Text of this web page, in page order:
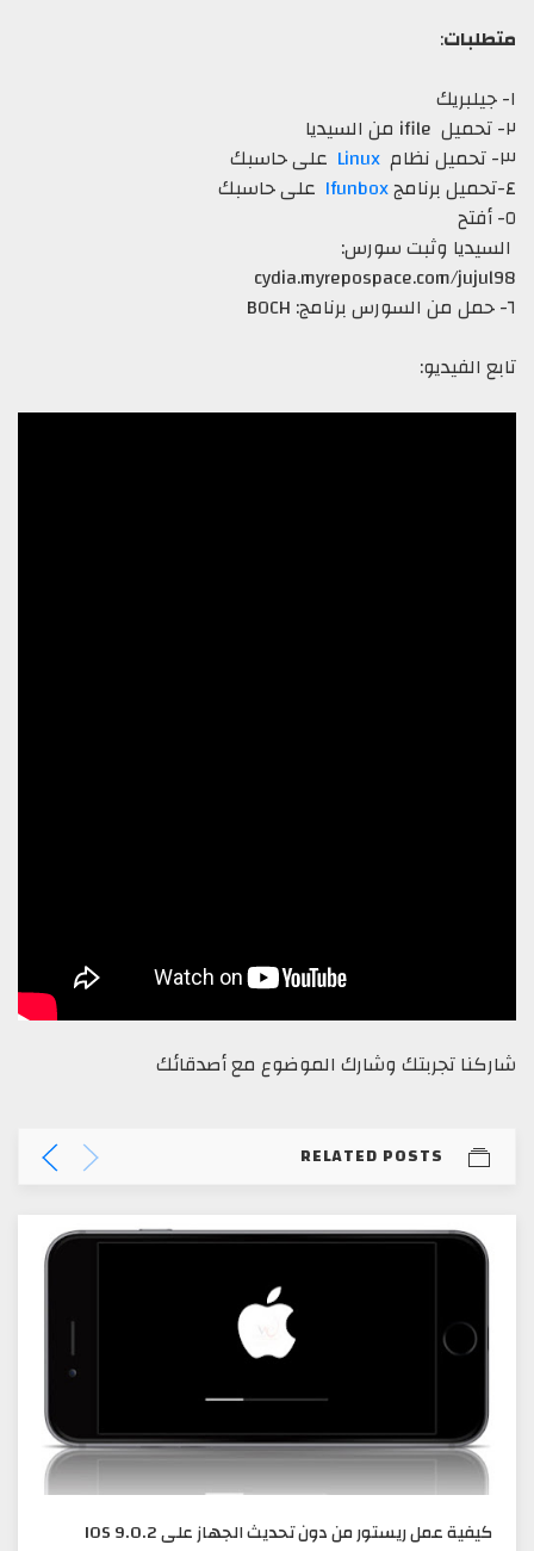
متطلبات:
١- جيلبريك
٢- تحميل ifile من السيديا
٣- تحميل نظام
Linux على حاسبك
٤-تحميل برنامج
Ifunbox على حاسبك
٥- أفتح
السيديا وثبت سورس:
cydia.myrepospace.com/jujul98
٦- حمل من السورس برنامج: BOCH
تابع الفيديو:
شاركنا تجربتك وشارك الموضوع مع أصدقائك
RELATED POSTS
كيفية عمل ريستور من دون تحديث الجهاز على IOS 9.0.2